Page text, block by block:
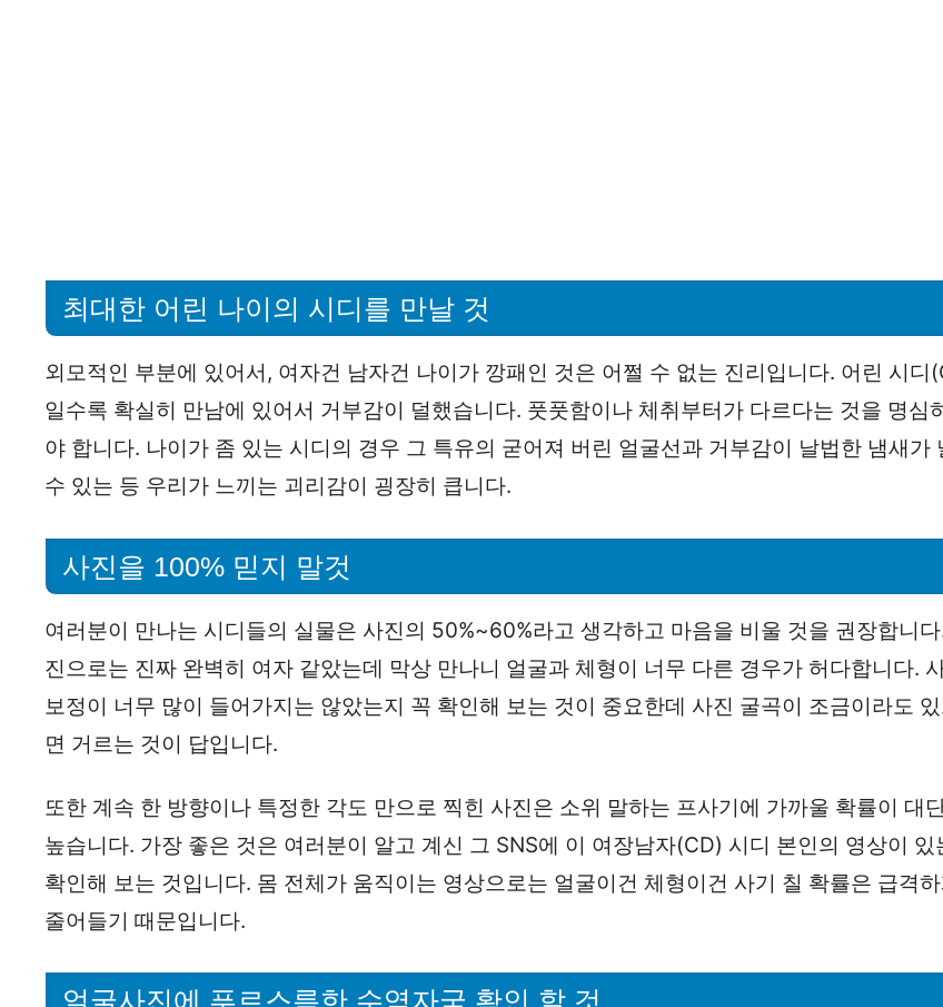
최대한 어린 나이의 시디를 만날 것
외모적인 부분에 있어서, 여자건 남자건 나이가 깡패인 것은 어쩔 수 없는 진리입니다. 어린 시디
일수록 확실히 만남에 있어서 거부감이 덜했습니다. 풋풋함이나 체취부터가 다르다는 것을 명심
야 합니다. 나이가 좀 있는 시디의 경우 그 특유의 굳어져 버린 얼굴선과 거부감이 날법한 냄새가
수 있는 등 우리가 느끼는 괴리감이 굉장히 큽니다.
사진을 100% 믿지 말것
여러분이 만나는 시디들의 실물은 사진의 50%~60%라고 생각하고 마음을 비울 것을 권장합니
진으로는 진짜 완벽히 여자 같았는데 막상 만나니 얼굴과 체형이 너무 다른 경우가 허다합니다.
보정이 너무 많이 들어가지는 않았는지 꼭 확인해 보는 것이 중요한데 사진 굴곡이 조금이라도
면 거르는 것이 답입니다.
또한 계속 한 방향이나 특정한 각도 만으로 찍힌 사진은 소위 말하는 프사기에 가까울 확률이 대
높습니다. 가장 좋은 것은 여러분이 알고 계신 그 SNS에 이 여장남자(CD) 시디 본인의 영상이 있
확인해 보는 것입니다. 몸 전체가 움직이는 영상으로는 얼굴이건 체형이건 사기 칠 확률은 급격
줄어들기 때문입니다.
얼굴사진에 푸르스름한 수염자국 확인 할 것